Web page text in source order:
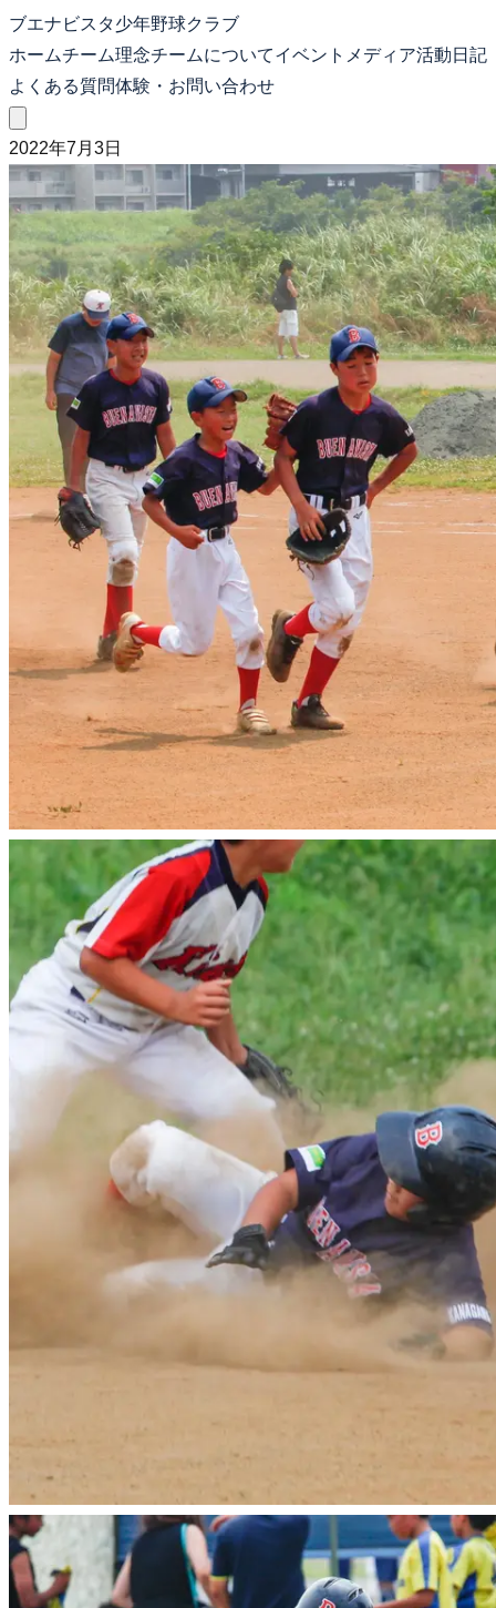
ブエナビスタ少年野球クラブ
ホームチーム理念チームについてイベント メディア活動日記
よくある質問体験・お問い合わせ
2022年7月3日